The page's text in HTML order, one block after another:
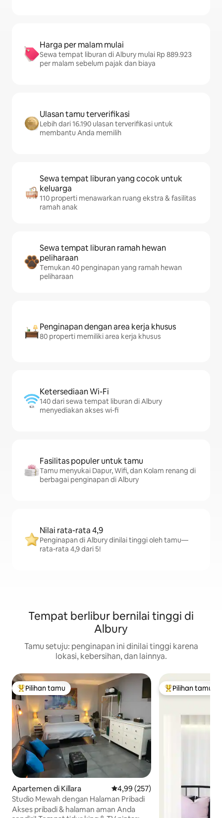
Harga per malam mulai
Sewa tempat liburan di Albury mulai Rp 889.923
per malam sebelum pajak dan biaya
Ulasan tamu terverifikasi
Lebih dari 16.190 ulasan terverifikasi untuk
membantu Anda memilih
Sewa tempat liburan yang cocok untuk
keluarga
110 properti menawarkan ruang ekstra & fasilitas
ramah anak
Sewa tempat liburan ramah hewan
peliharaan
Temukan 40 penginapan yang ramah hewan
peliharaan
Penginapan dengan area kerja khusus
80 properti memiliki area kerja khusus
Ketersediaan Wi-Fi
140 dari sewa tempat liburan di Albury
menyediakan akses wi-fi
Fasilitas populer untuk tamu
Tamu menyukai Dapur, Wifi, dan Kolam renang di
berbagai penginapan di Albury
Nilai rata-rata 4,9
Penginapan di Albury dinilai tinggi oleh tamu—
rata-rata 4,9 dari 5!
Tempat berlibur bernilai tinggi di
Albury
Tamu setuju: penginapan ini dinilai tinggi karena
lokasi, kebersihan, dan lainnya.
Pilihan tamu terpopuler
Pilihan tamu
Apartemen di Killara Nilai rata-rata 4,99 dari 5, 257
4,99 (257)
Studio Mewah dengan Halaman Pribadi
Akses pribadi & halaman aman Anda
Pilihan tamu
Pilihan tamu